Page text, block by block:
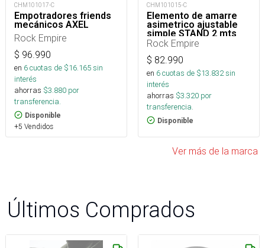
CHM101017-C
Empotradores friends
mecánicos AXEL
Rock Empire
$ 96.990
en 6cuotas de $16.165sin
interés
ahorras $3.880 por
transferencia.
Disponible
+5 Vendidos
CHM101015-C
Elemento de amarre
asimetrico ajustable
simple STAND 2 mts
Rock Empire
$ 82.990
en 6cuotas de $13.832sin
interés
ahorras $3.320 por
transferencia.
Disponible
Ver más de la marca
Últimos Comprados